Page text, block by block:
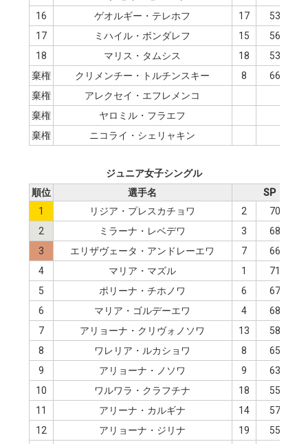
16
ゲオルギー・テレホフ 17
53.60
17
ミハイル・ボンダレフ 15
56.05
18
マリス・タムシス 18
53.01
棄権
クリメンチー・トルチンスキー 8
66.81
棄権
アレクセイ・エフレメンコ
棄権
ヤロミル・フラエフ
棄権
ニコライ・シェリャキン
ジュニア女子シングル
順位
選手名
SP
1
リジア・プレスカチョワ 2
70.06
2
ミラーナ・レベデワ 3
68.96
3
エリザヴェータ・アンドレーエワ 7
66.67
4
マリア・マズル 1
71.94
5
ポリーナ・チホノワ 6
67.43
6
マリア・ゴルデーエワ 4
68.89
7
アリョーナ・クリヴォノソワ 13
58.35
8
ワレリア・ルカショワ 8
65.59
9
アリョーナ・ノソワ 9
63.92
10
ワルワラ・クラフチナ 18
55.39
11
アリーナ・カルギナ 14
57.61
12
アリョーナ・ジリナ 19
55.37